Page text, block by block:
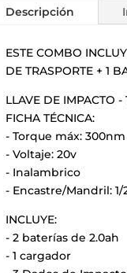
Descripción
ESTE COMBO
DE TRASPORTE + 1
LLAVE DE IMPACTO -
FICHA TÉCNICA:
- Torque máx: 300nm
- Voltaje: 20v
- Inalambrico
- Encastre/Mandril: 1/
INCLUYE:
- 2 baterías de 2.0ah
- 1 cargador